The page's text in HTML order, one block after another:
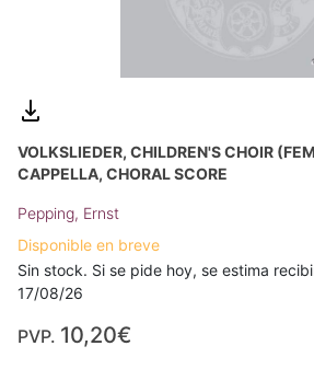
VOLKSLIEDER, CHILDREN'S CHOIR
CAPPELLA, CHORAL SCORE
Pepping, Ernst
Disponible en breve
Sin stock. Si se pide hoy, se estima
17/08/26
PVP. 10,20€